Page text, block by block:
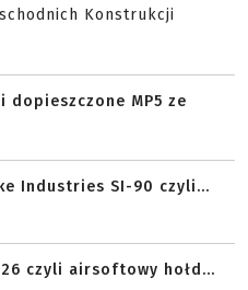
Konstrukcji
dopieszczone MP5 ze
Industries SI-90 czyli...
czyli airsoftowy hołd...